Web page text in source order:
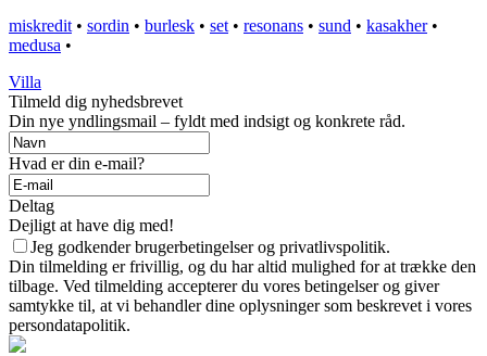
miskredit • sordin • burlesk • set • resonans • sund • kasakher•
medusa •
Villa
Tilmeld dig nyhedsbrevet
Din nye yndlingsmail – fyldt med indsigt og konkrete råd.
Hvad er din e-mail?
Deltag
Dejligt at have dig med!
Jeg godkender brugerbetingelser og privatlivspolitik.
Din tilmelding er frivillig, og du har altid mulighed for at trække den
tilbage. Ved tilmelding accepterer du vores betingelser og giver
samtykke til, at vi behandler dine oplysninger som beskrevet i vores
persondatapolitik.